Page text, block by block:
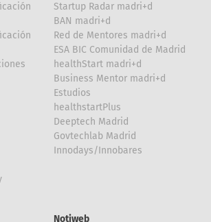
Startup Radar madri+d
BAN madri+d
Red de Mentores madri+d
ESA BIC Comunidad de Madrid
healthStart madri+d
Business Mentor madri+d
Estudios
healthstartPlus
Deeptech Madrid
Govtechlab Madrid
Innodays/Innobares
Notiweb